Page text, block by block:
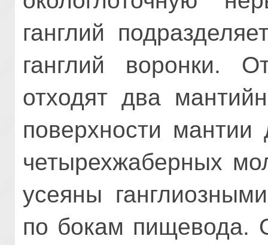
ганглий
ганглий во­ронки.
отходят два
поверхности мантии
четырехжаберных
усеяны
по бокам пищевода.